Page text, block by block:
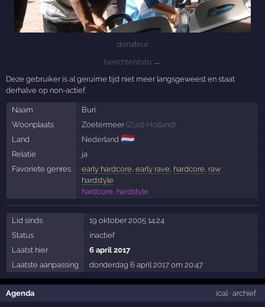
donateur
berichtenfoto →
Deze gebruiker is al geruime tijd niet meer langsgeweest en staat
derhalve op non-actief.
Naam
Buri
Woonplaats
Zoetermeer (Zuid-Holland)
Land
Nederland 🇳🇱
Relatie
ja
Favoriete genres
early hardcore, early rave, hardcore, raw
hardstyle
hardcore, hardstyle
Lid sinds
19 oktober 2005 14:24
Status
inactief
Laatst hier
6 april 2017
Laatste aanpassing
donderdag 6 april 2017 om 20:47
Agenda ical· archief